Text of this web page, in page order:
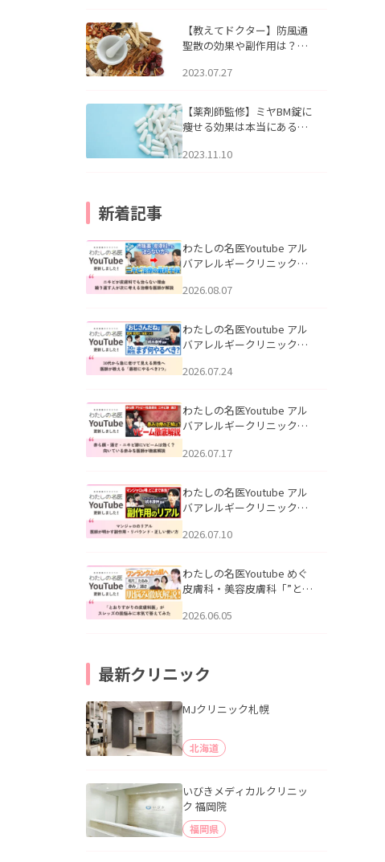
【教えてドクター】防風通
聖散の効果や副作用は？長
2023.07.27
【薬剤師監修】ミヤBM錠に
痩せる効果は本当にある
2023.11.10
新着記事
わたしの名医Youtube アル
バアレルギークリニック札
らない理由｜繰り返す人が
説」を公開いたしました。
2026.08.07
わたしの名医Youtube アル
バアレルギークリニック札
える男性へ｜医師が教える
公開いたしました。
2026.07.24
わたしの名医Youtube アル
バアレルギークリニック札
跡にVビームは効く？向いて
説」を公開いたしました。
2026.07.17
わたしの名医Youtube アル
バアレルギークリニック札
医師が明かす副作用・リバ
公開いたしました。
2026.07.10
わたしの名医Youtube めぐ
皮膚科・美容皮膚科「”とお
ッズの肌悩みに本気で答え
2026.06.05
最新クリニック
MJクリニック札幌
北海道
いびきメディカルクリニッ
ク 福岡院
福岡県